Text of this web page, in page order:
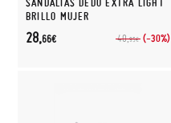
SANDALIAS DEDO EXTRA LIGHT
BRILLO MUJER
40,95€ (-30%)
28,66€